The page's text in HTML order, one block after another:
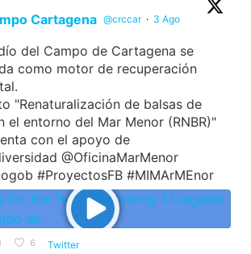
Cartagena @crccar · 3 Ago
del Campo de Cartagena se
como motor de recuperación
"Renaturalización de balsas de
el entorno del Mar Menor (RNBR)"
con el apoyo de
@OficinaMarMenor
#ProyectosFB #MIMArMEnor
6 Twitter